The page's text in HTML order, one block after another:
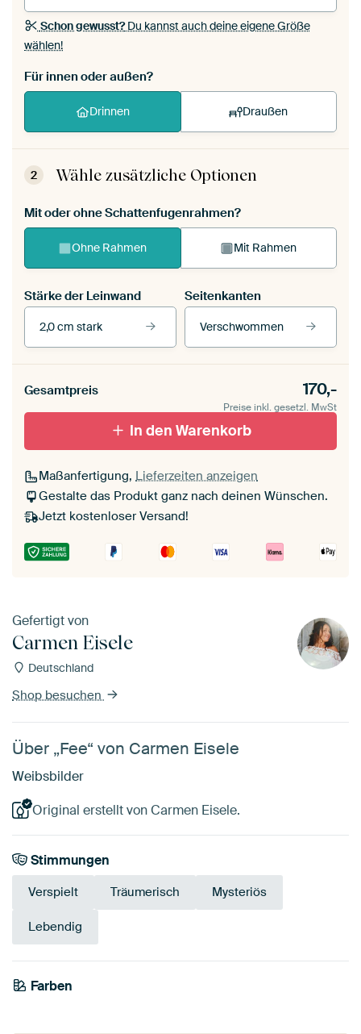
Schon gewusst?Du kannst auch deine eigene Größe
wählen!
Für innen oder außen?
Drinnen Draußen
2 Wähle zusätzliche Optionen
Mit oder ohne Schattenfugenrahmen?
Ohne Rahmen Mit Rahmen
Stärke der Leinwand
2,0 cm stark
Seitenkanten
Verschwommen
Mit Schattenfugenrahmen,
schwarz
Mit Schattenfugenrahmen,
weiß
Leinwand für
Seitenkanten
Gesamtpreis 170,-
Preise inkl. gesetzl. MwSt
In den Warenkorb
Maßanfertigung, Lieferzeiten anzeigen
Gestalte das Produkt ganz nach deinen Wünschen.
Jetzt kostenloser Versand!
Gefertigt von
Carmen Eisele
Deutschland
Shop besuchen
Über „Fee“ von Carmen Eisele
Weibsbilder
Original erstellt von Carmen Eisele.
Stimmungen
Verspielt Träumerisch Mysteriös
Lebendig
Farben
Grau
Lila
Rosa